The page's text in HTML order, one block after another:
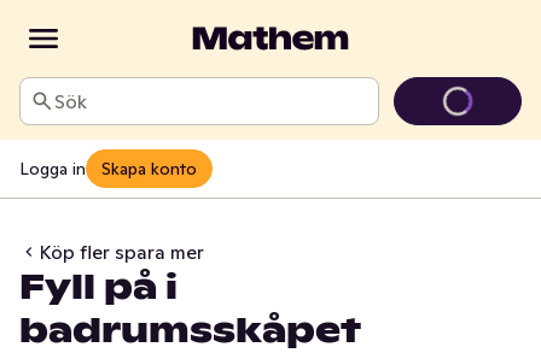
Sök
Logga in Skapa konto
Köp fler spara mer
Fyll på i
badrumsskåpet